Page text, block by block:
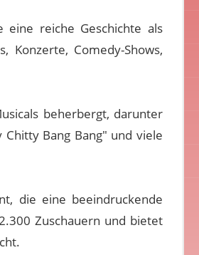
reiche Geschichte als
Konzerte, Comedy-Shows,
beherbergt, darunter
Chitty Bang Bang" und viele
die eine beeindruckende
Zuschauern und bietet